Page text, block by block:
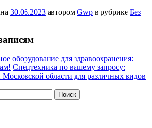
30.06.2023 автором Gwp в рубрике Без
оборудование для здравоохранения:
Спецтехника по вашему запросу:
области для различных видов